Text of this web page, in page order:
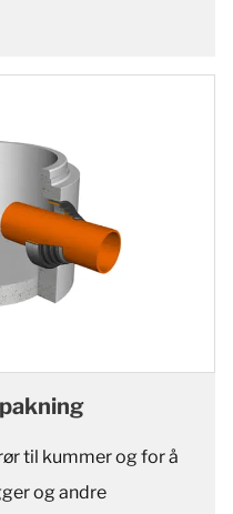
til kummer og for å
og andre